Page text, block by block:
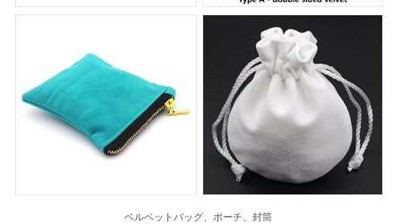
ベルベットバッグ、ポーチ、封筒